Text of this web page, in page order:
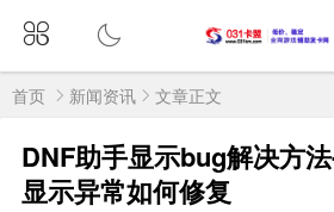
首页 新闻资讯 文章正文
DNF助手显示bug解决方
显示异常如何修复